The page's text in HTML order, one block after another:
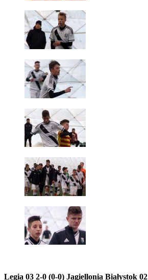
Legia 03 2-0 (0-0) Jagiellonia Białystok 02